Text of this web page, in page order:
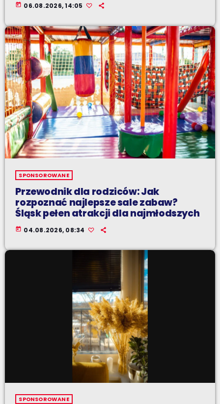
today 06.08.2026, 14:05
SPONSOROWANE
Przewodnik dla rodziców: Jak
rozpoznać najlepsze sale zabaw?
Śląsk pełen atrakcji dla najmłodszych
today 04.08.2026, 08:34
SPONSOROWANE